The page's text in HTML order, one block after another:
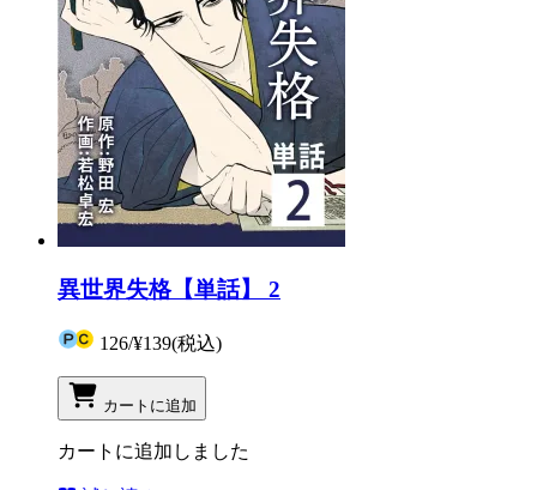
異世界失格【単話】 2
126/¥139(税込)
カートに追加
カートに追加しました